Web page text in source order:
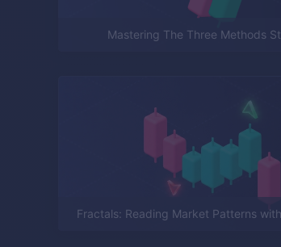
Mastering The Three Methods
Fractals: Reading Market Patterns